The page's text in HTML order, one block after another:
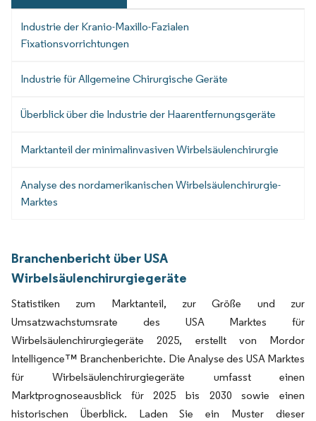
Industrie der Kranio-Maxillo-Fazialen
Fixationsvorrichtungen
Industrie für Allgemeine Chirurgische Geräte
Überblick über die Industrie der Haarentfernungsgeräte
Marktanteil der minimalinvasiven Wirbelsäulenchirurgie
Analyse des nordamerikanischen Wirbelsäulenchirurgie-
Marktes
Branchenbericht über USA
Wirbelsäulenchirurgiegeräte
Statistiken zum Marktanteil, zur Größe und zur
Umsatzwachstumsrate des USA Marktes für
Wirbelsäulenchirurgiegeräte 2025, erstellt von Mordor
Intelligence™ Branchenberichte. Die Analyse des USA Marktes
für Wirbelsäulenchirurgiegeräte umfasst einen
Marktprognoseausblick für 2025 bis 2030 sowie einen
historischen Überblick. Laden Sie ein Muster dieser